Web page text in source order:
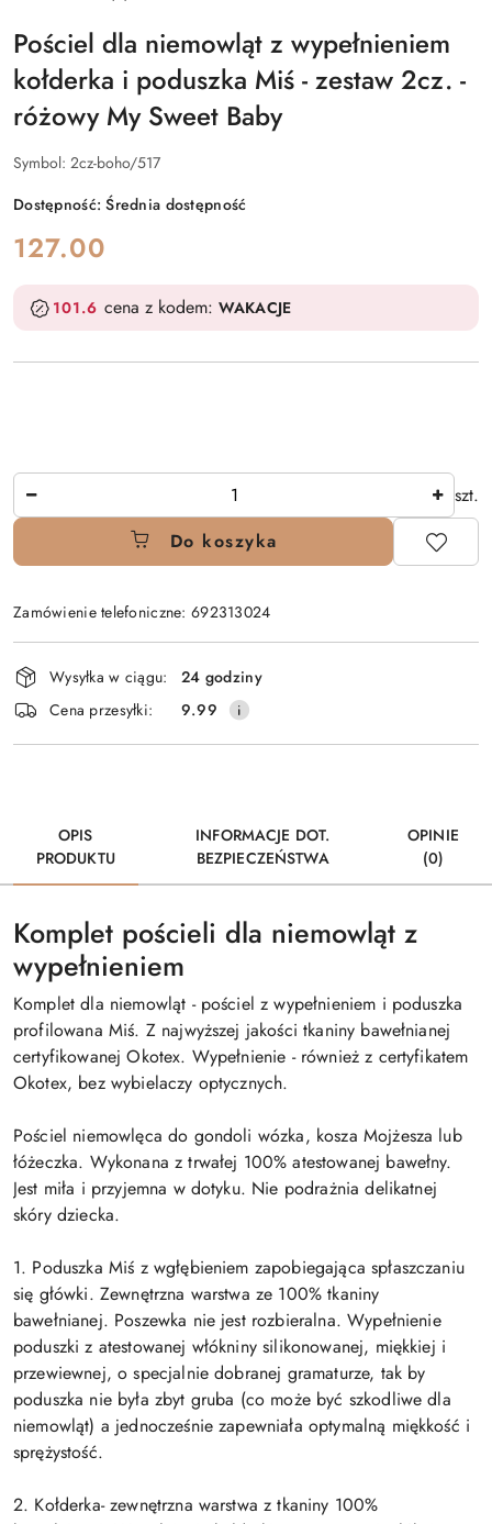
Pościel dla niemowląt z wypełnieniem
kołderka i poduszka Miś - zestaw 2cz. -
różowy My Sweet Baby
Symbol: 2cz-boho/517
Dostępność:Średnia dostępność
cena:
127.00
101.6 cena z kodem: WAKACJE
szt.
Do koszyka
Zamówienie telefoniczne: 692313024
Dostępność
i
dostawa
Wysyłka w ciągu:
24 godziny
Cena przesyłki:
9.99
OPIS
PRODUKTU
INFORMACJE DOT.
BEZPIECZEŃSTWA
OPINIE
(0)
Komplet pościeli dla niemowląt z
wypełnieniem
Komplet dla niemowląt - pościel z wypełnieniem i poduszka
profilowana Miś. Z najwyższej jakości tkaniny bawełnianej
certyfikowanej Okotex. Wypełnienie - również z certyfikatem
Okotex, bez wybielaczy optycznych.
Pościel niemowlęca do gondoli wózka, kosza Mojżesza lub
łóżeczka. Wykonana z trwałej 100% atestowanej bawełny.
Jest miła i przyjemna w dotyku. Nie podrażnia delikatnej
skóry dziecka.
1. Poduszka Miś z wgłębieniem zapobiegająca spłaszczaniu
się główki. Zewnętrzna warstwa ze 100% tkaniny
bawełnianej. Poszewka nie jest rozbieralna. Wypełnienie
poduszki z atestowanej włókniny silikonowanej, miękkiej i
przewiewnej, o specjalnie dobranej gramaturze, tak by
poduszka nie była zbyt gruba (co może być szkodliwe dla
niemowląt) a jednocześnie zapewniała optymalną miękkość i
sprężystość.
2. Kołderka- zewnętrzna warstwa z tkaniny 100%